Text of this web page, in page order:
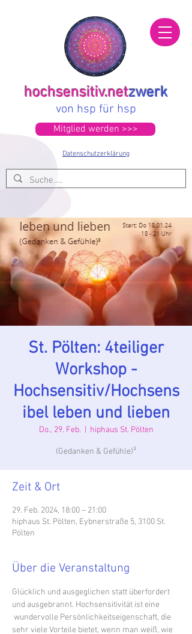
hochsensitiv.netzwerk
von hsp für hsp
Datenschutzerklärung
Mitglied werden >>>
St. Pölten: 4teiliger
Workshop -
Hochsensitiv/Hochsens
ibel leben und lieben
Do., 29. Feb. hiphaus St. Pölten
(Gedanken & Gefühle)³
Zeit & Ort
29. Feb. 2024, 18:00 – 21:00
hiphaus St. Pölten, Eybnerstraße 5, 3100 St.
Pölten
Über die Veranstaltung
Glücklich und ausgeglichen statt überfordert
und ausgebrannt. Hochsensitivität ist eine
wundervolle Persönlichkeitseigenschaft, die
sehr viele Vorteile bietet, wenn man weiß, wie